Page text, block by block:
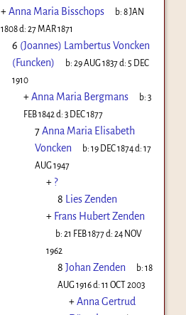
+Anna Maria Bisschops b:8 JAN
1808d: 27 MAR 1871
6 (Joannes) Lambertus Voncken
(Funcken)
b:29 AUG 1837d: 5 DEC
1910
+Anna Maria Bergmans b:3
FEB 1842 d: 3 DEC 1877
7Anna Maria Elisabeth
Voncken
b:19 DEC 1874d:17
AUG 1947
+ ?
8 Lies Zenden
+ Frans Hubert Zenden
b:21 FEB 1877d:24 NOV
1962
8 Johan Zenden b:18
AUG 1916d: 11 OCT 2003
+Anna Gertrud